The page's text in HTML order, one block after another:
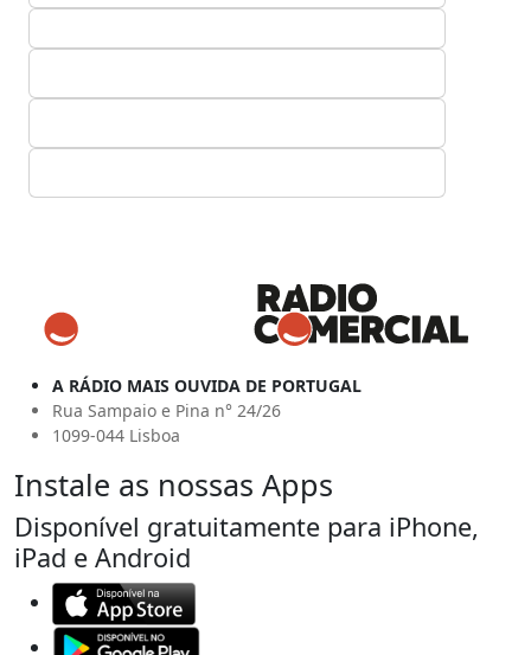
A RÁDIO MAIS OUVIDA DE PORTUGAL
Rua Sampaio e Pina n° 24/26
1099-044 Lisboa
Instale as nossas Apps
Disponível gratuitamente para iPhone,
iPad e Android